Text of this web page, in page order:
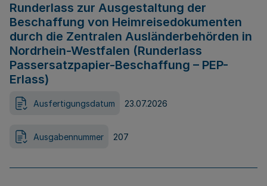
Runderlass zur Ausgestaltung der
Beschaffung von Heimreisedokumenten
durch die Zentralen Ausländerbehörden in
Nordrhein-Westfalen (Runderlass
Passersatzpapier-Beschaffung – PEP-
Erlass)
Ausfertigungsdatum 23.07.2026
Ausgabennummer 207